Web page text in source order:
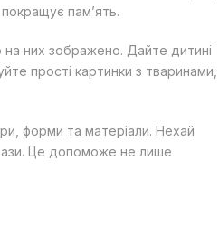
пам’ять.
на них зображено. Дайте дитині
прості картинки з тваринами,
форми та матеріали. Нехай
Це допоможе не лише